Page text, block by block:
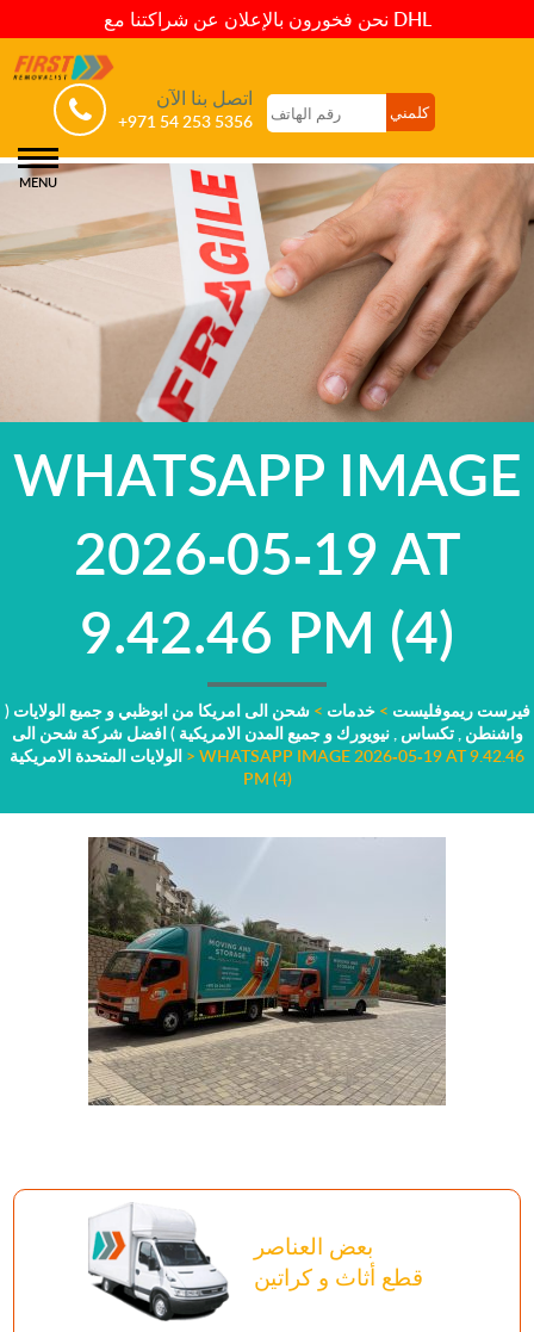
نحن فخورون بالإعلان عن شراكتنا مع DHL
اتصل بنا الآن
+971 54 253 5356
MENU
WHATSAPP IMAGE
2026-05-19 AT
9.42.46 PM (4)
فيرست ريموفليست >خدمات >شحن الى امريكا من ابوظبي و جميع الولايات (
واشنطن , تكساس , نيويورك و جميع المدن الامريكية ) افضل شركة شحن الى
الولايات المتحدة الامريكية > WHATSAPP IMAGE 2026-05-19 AT 9.42.46
PM (4)
بعض العناصر
قطع أثاث و كراتين